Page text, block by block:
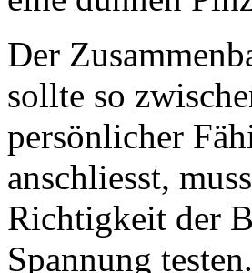
Der
sollte so
persönlicher
anschliesst,
Richtigkeit der
Spannung testen.